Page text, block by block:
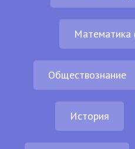
Математика
Обществознание
История